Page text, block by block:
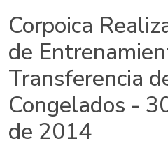
Corpoica
de
Transferencia
Congelados -
de 2014